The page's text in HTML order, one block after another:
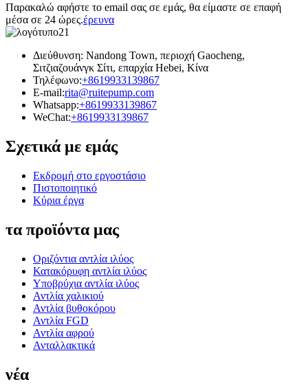
Παρακαλώ αφήστε το email σας σε εμάς, θα είμαστε σε επαφή
μέσα σε 24 ώρες.έρευνα
Διεύθυνση: Nandong Town, περιοχή Gaocheng,
Σιτζιαζουάνγκ Σίτι, επαρχία Hebei, Κίνα
Τηλέφωνο:+8619933139867
E-mail:rita@ruitepump.com
Whatsapp:+8619933139867
WeChat:+8619933139867
Σχετικά με εμάς
Εκδρομή στο εργοστάσιο
Πιστοποιητικό
Κύρια έργα
τα προϊόντα μας
Οριζόντια αντλία ιλύος
Κατακόρυφη αντλία ιλύος
Υποβρύχια αντλία ιλύος
Αντλία χαλικιού
Αντλία βυθοκόρου
Αντλία FGD
Αντλία αφρού
Ανταλλακτικά
νέα